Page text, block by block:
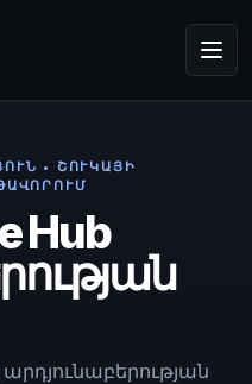
• ՇՈՒԿԱՅԻ
Hub
արդյունաբերության